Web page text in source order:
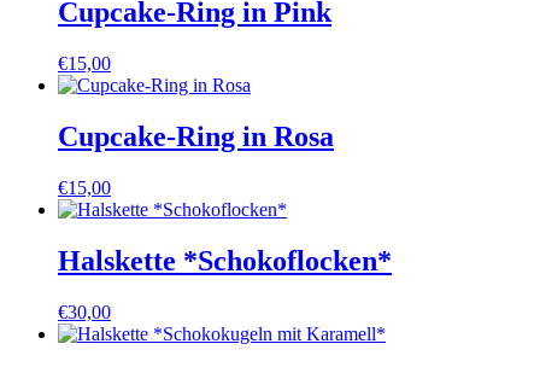
Cupcake-Ring in Pink
€15,00
Cupcake-Ring in Rosa
€15,00
Halskette *Schokoflocken*
€30,00